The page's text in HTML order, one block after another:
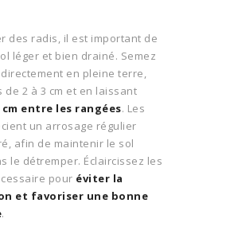
des radis, il est important de
léger et bien drainé. Semez
en pleine terre,
de 2 à 3 cm et en laissant
entre les rangées. Les
un arrosage régulier
afin de maintenir le sol
le détremper. Éclaircissez les
pour éviter la
et favoriser une bonne
.